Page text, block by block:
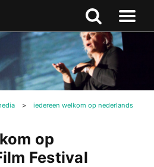
Zoeken
Naar
menu
>
iedereen welkom op nederlands
op
Festival
Zoeken
naar
boven